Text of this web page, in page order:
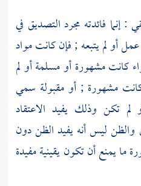
: إنما فائدته مجرد التصديق في
أو لم يتبعه ; فإن كانت مواد
كانت مشهورة أو مسلمة أو لم
مشهورة ; أو مقبولة سمي
تكن وذلك يفيد الاعتقاد
والظن ليس أنه يفيد الظن دون
ما يمنع أن تكون يقينية مفيدة